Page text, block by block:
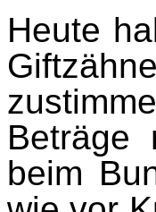
Heute
Beträge
beim